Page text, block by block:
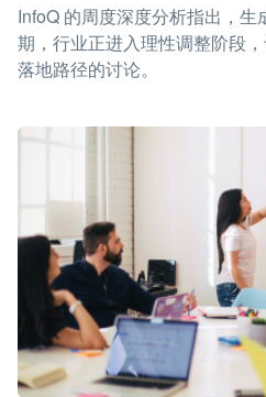
InfoQ 的周度深度分析指出，生
期，行业正进入理性调整阶段
落地路径的讨论。